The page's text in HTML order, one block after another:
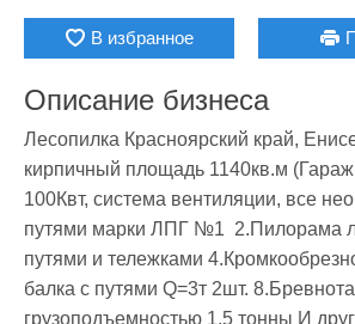
В избранное
Описание бизнеса
Лесопилка Красноярский край,
кирпичный площадь 1140кв.м
100Квт, система вентиляции, все
путями марки ЛПГ №1  2.Пилорама
путями и тележками
балка с путями Q=3т 2шт.
грузоподъемностью 1,5 тонны И